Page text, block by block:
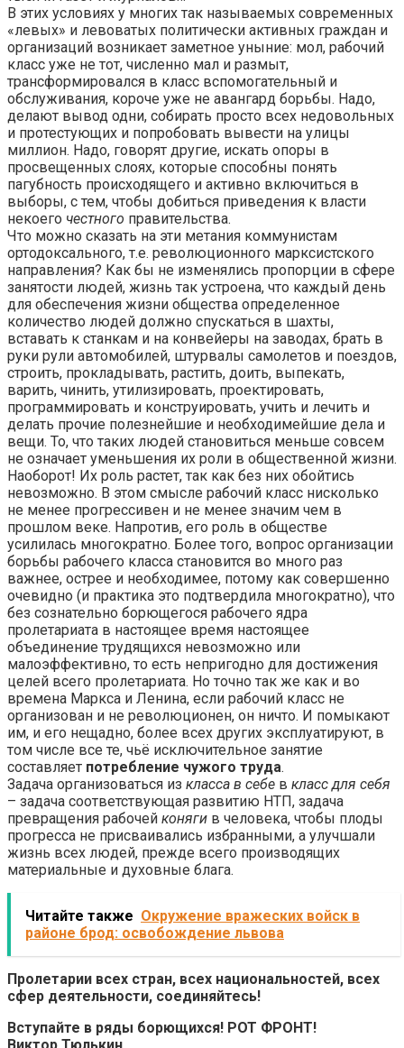
В этих условиях у многих так называемых современных
«левых» и левоватых политически активных граждан и
организаций возникает заметное уныние: мол, рабочий
класс уже не тот, численно мал и размыт,
трансформировался в класс вспомогательный и
обслуживания, короче уже не авангард борьбы. Надо,
делают вывод одни, собирать просто всех недовольных
и протестующих и попробовать вывести на улицы
миллион. Надо, говорят другие, искать опоры в
просвещенных слоях, которые способны понять
пагубность происходящего и активно включиться в
выборы, с тем, чтобы добиться приведения к власти
некоего честного правительства.
Что можно сказать на эти метания коммунистам
ортодоксального, т.е. революционного марксистского
направления? Как бы не изменялись пропорции в сфере
занятости людей, жизнь так устроена, что каждый день
для обеспечения жизни общества определенное
количество людей должно спускаться в шахты,
вставать к станкам и на конвейеры на заводах, брать в
руки рули автомобилей, штурвалы самолетов и поездов,
строить, прокладывать, растить, доить, выпекать,
варить, чинить, утилизировать, проектировать,
программировать и конструировать, учить и лечить и
делать прочие полезнейшие и необходимейшие дела и
вещи. То, что таких людей становиться меньше совсем
не означает уменьшения их роли в общественной жизни.
Наоборот! Их роль растет, так как без них обойтись
невозможно. В этом смысле рабочий класс нисколько
не менее прогрессивен и не менее значим чем в
прошлом веке. Напротив, его роль в обществе
усилилась многократно. Более того, вопрос организации
борьбы рабочего класса становится во много раз
важнее, острее и необходимее, потому как совершенно
очевидно (и практика это подтвердила многократно), что
без сознательно борющегося рабочего ядра
пролетариата в настоящее время настоящее
объединение трудящихся невозможно или
малоэффективно, то есть непригодно для достижения
целей всего пролетариата. Но точно так же как и во
времена Маркса и Ленина, если рабочий класс не
организован и не революционен, он ничто. И помыкают
им, и его нещадно, более всех других эксплуатируют, в
том числе все те, чьё исключительное занятие
составляет потребление чужого труда.
Задача организоваться из класса в себе в класс для себя
– задача соответствующая развитию НТП, задача
превращения рабочей коняги в человека, чтобы плоды
прогресса не присваивались избранными, а улучшали
жизнь всех людей, прежде всего производящих
материальные и духовные блага.
Читайте также Окружение вражеских войск в
районе брод: освобождение львова
Пролетарии всех стран, всех национальностей, всех
сфер деятельности, соединяйтесь!
Вступайте в ряды борющихся! РОТ ФРОНТ!